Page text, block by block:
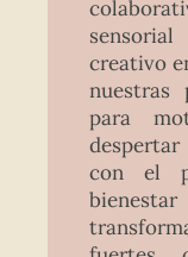
creativo
nuestras
para
con el